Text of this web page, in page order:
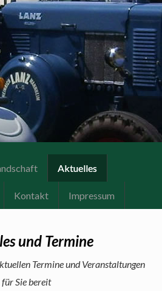
Aktuelles
Kontakt Impressum
und Termine
Termine und Veranstaltungen
für Sie bereit